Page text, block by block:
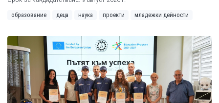
образование деца наука проекти младежки дейности